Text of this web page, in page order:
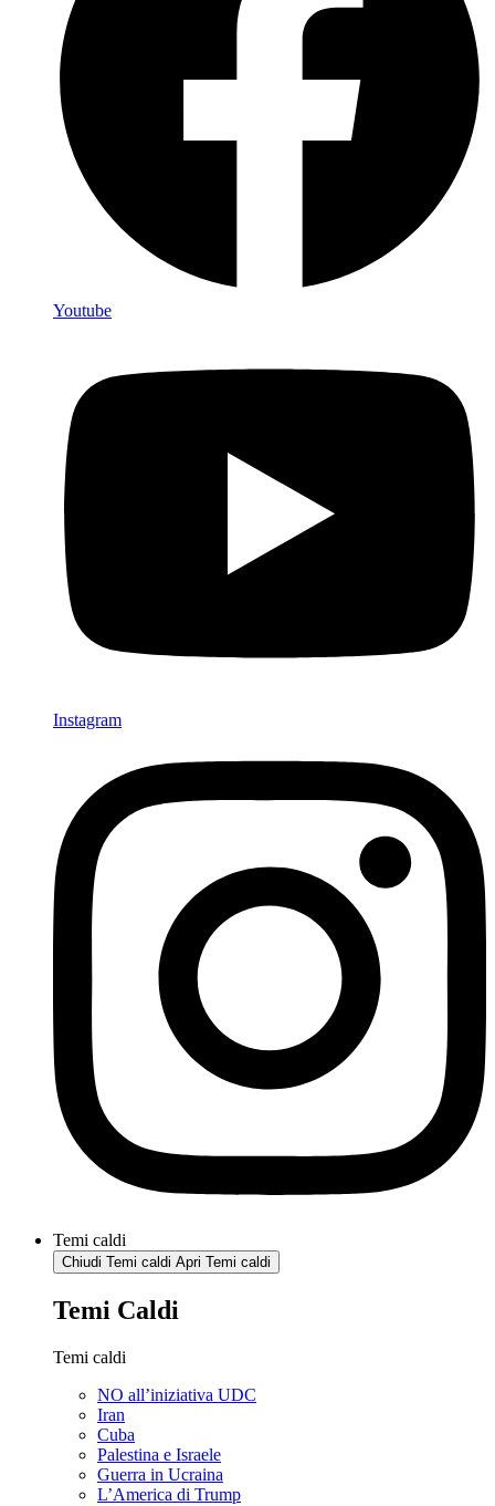
Youtube
Instagram
Temi caldi
Chiudi Temi caldi Apri Temi caldi
Temi Caldi
Temi caldi
NO all’iniziativa UDC
Iran
Cuba
Palestina e Israele
Guerra in Ucraina
L’America di Trump